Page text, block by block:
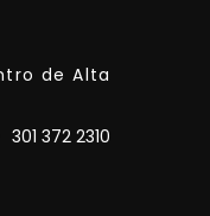
de Alta
301 372 2310